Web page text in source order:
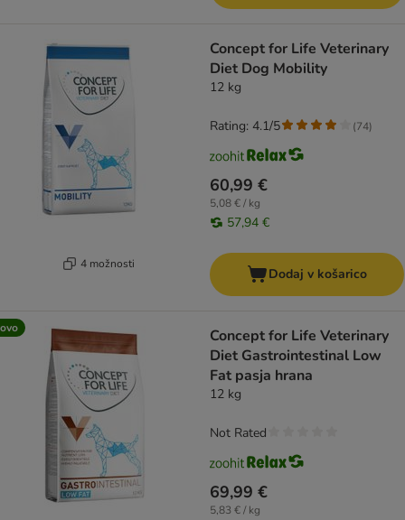
4 možnosti
Concept for Life Veterinary
Diet Dog Mobility
12 kg
60,99 €
5,08 € / kg
57,94 €
Rating: 4.1/5 (74)
Dodaj v košarico
Concept for Life Veterinary
Diet Gastrointestinal Low
Fat pasja hrana
12 kg
69,99 €
5,83 € / kg
Not Rated